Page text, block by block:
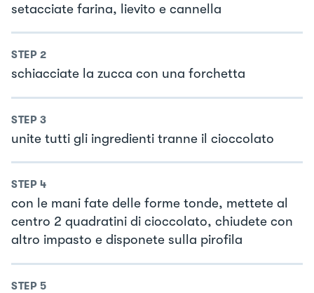
setacciate farina, lievito e cannella
STEP 2
schiacciate la zucca con una forchetta
STEP 3
unite tutti gli ingredienti tranne il cioccolato
STEP 4
con le mani fate delle forme tonde, mettete al
centro 2 quadratini di cioccolato, chiudete con
altro impasto e disponete sulla pirofila
STEP 5